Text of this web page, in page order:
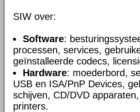
SIW over:
Software:
processen, services,
geïnstalleerde codecs,
Hardware: moederbord,
USB en ISA/PnP Devices,
schijven, CD/DVD
printers.